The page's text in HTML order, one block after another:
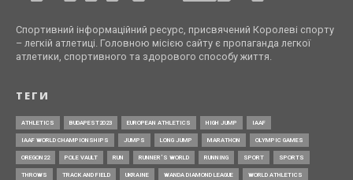
Спортивний інформаційний ресурс, присвячений Королеві спорту
– легкій атлетиці. Головною місією сайту є пропаганда легкої
атлетики, спортивного та здорового способу життя.
ТЕГИ
ATHLETICS BUDAPEST2023 EUROPEAN ATHLETICS HIGH JUMP IAAF
IAAF WORLD CHAMPIONSHIPS JUMPS LONG JUMP MARATHON OLYMPIC GAMES
OREGON22 POLE VAULT RUN RUNNER’S WORLD RUNNING SPORT SPORTS
THROWS TRACK AND FIELD UKRAINE WANDA DIAMOND LEAGUE WORLD ATHLETICS